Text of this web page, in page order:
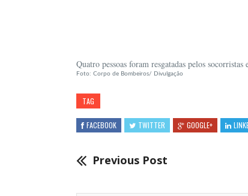
Quatro pessoas foram resgatadas pelos
Foto: Corpo de Bombeiros/ Divulgação
TAG
FACEBOOK TWITTER GOOGLE+
Previous Post